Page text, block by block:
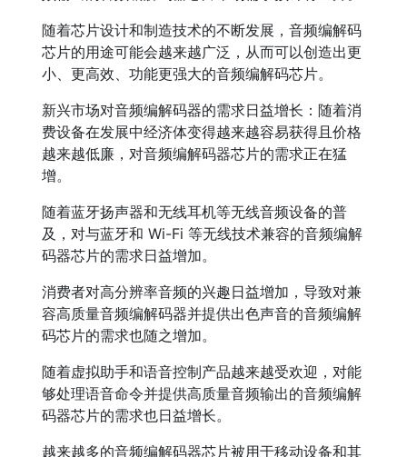
随着芯片设计和制造技术的不断发展，音频编解码
芯片的用途可能会越来越广泛，从而可以创造出更
小、更高效、功能更强大的音频编解码芯片。
新兴市场对音频编解码器的需求日益增长：随着消
费设备在发展中经济体变得越来越容易获得且价格
越来越低廉，对音频编解码器芯片的需求正在猛
增。
随着蓝牙扬声器和无线耳机等无线音频设备的普
及，对与蓝牙和 Wi-Fi 等无线技术兼容的音频编解
码器芯片的需求日益增加。
消费者对高分辨率音频的兴趣日益增加，导致对兼
容高质量音频编解码器并提供出色声音的音频编解
码芯片的需求也随之增加。
随着虚拟助手和语音控制产品越来越受欢迎，对能
够处理语音命令并提供高质量音频输出的音频编解
码器芯片的需求也日益增长。
越来越多的音频编解码器芯片被用于移动设备和其